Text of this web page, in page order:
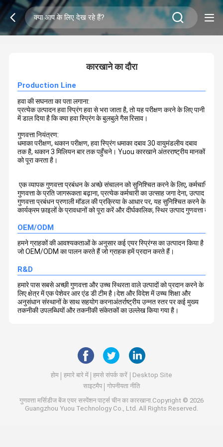
2/0
कारखाने का दौरा
Production Line
हवा की सघनता का पता लगाना:
प्रत्येक उत्पादन हवा स्प्रिंग हवा से भरा जाता है, तो यह परीक्षण करने के लिए पानी
में डाल दिया है कि क्या हवा स्प्रिंग के बुलबुले गैस रिसाव।
गुणवत्ता नियंत्रण:
धमाका परीक्षण, थकान परीक्षण, हवा स्प्रिंग धमाका दबाव 30 वायुमंडलीय दबाव
तक है, थकान 3 मिलियन बार तक पहुँचने। Yuou कारखाने अंतरराष्ट्रीय मानकों
को पूरा करता है।
एक व्यापक गुणवत्ता प्रबंधन के अच्छे संचालन को सुनिश्चित करने के लिए, कर्मचारियों की
गुणवत्ता के प्रति जागरूकता बढ़ाना, प्रत्येक कर्मचारी का उत्साह जगा देना, उत्पाद
गुणवत्ता प्रबंधन प्रणाली मॉडल की प्रक्रिया के आधार पर, यह सुनिश्चित करने के लिए
कार्यक्रम फ़ाइलों के प्रावधानों को पूरा करें और दीर्घकालिक, स्थिर उत्पाद गुणवत्ता बनाए
OEM/ODM
हमने ग्राहकों की आवश्यकताओं के अनुसार कई एयर स्प्रिंग्स का उत्पादन किया है
जो OEM/ODM का पालन करते हैं जो ग्राहक हमें प्रदान करते हैं।
R&D
हमारे पास सबसे अच्छी गुणवत्ता और उच्च स्थिरता वाले उत्पादों को प्रदान करने के
लिए क्षेत्र में एक पेशेवर आर एंड डी टीम है।देश और विदेश में उच्च शिक्षा और
अनुसंधान संस्थानों के साथ सहयोग करनाअंतर्राष्ट्रीय उन्नत स्तर पर कई मुख्य
तकनीकी उपलब्धियों और तकनीकी संकेतकों का उल्लेख किया गया है।
होम हमारे बारे में हमसे संपर्क करें
Desktop Site
साइटमैप
गोपनीयता नीति
गुणवत्ता मर्सिडीज बेंज एयर सस्पेंशन पार्ट्स चीन का कारखाना.Copyright © 2026
Guangzhou Yuou Technology Co., Ltd. All Rights Reserved.